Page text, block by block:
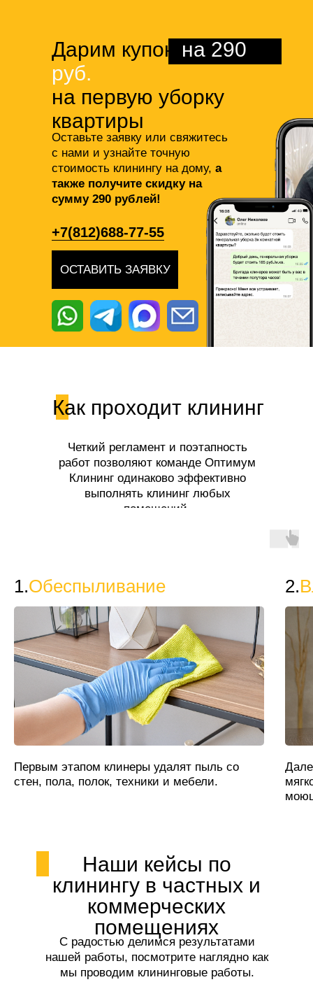
Оставьте заявку или свяжитесь
с нами и узнайте точную
стоимость клинингу на дому, а
также получите скидку на
сумму 290 рублей!
Дарим купон на 290
руб.
на первую уборку
квартиры
ОСТАВИТЬ ЗАЯВКУ
+7(812)688-77-55
Как проходит клининг
Четкий регламент и поэтапность
работ позволяют команде Оптимум
Клининг одинаково эффективно
выполнять клининг любых
помещений.
1.Обеспыливание
Первым этапом клинеры удалят пыль со
стен, пола, полок, техники и мебели.
2.
Наши кейсы по
клинингу в частных и
коммерческих
помещениях
С радостью делимся результатами
нашей работы, посмотрите наглядно как
мы проводим клининговые работы.